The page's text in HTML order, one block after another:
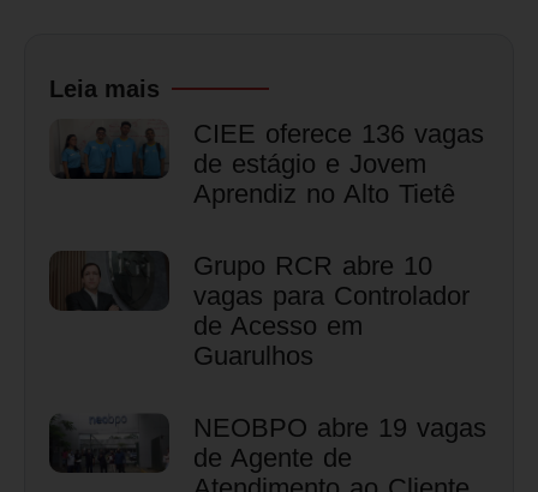
Leia mais
CIEE oferece 136 vagas
de estágio e Jovem
Aprendiz no Alto Tietê
Grupo RCR abre 10
vagas para Controlador
de Acesso em
Guarulhos
NEOBPO abre 19 vagas
de Agente de